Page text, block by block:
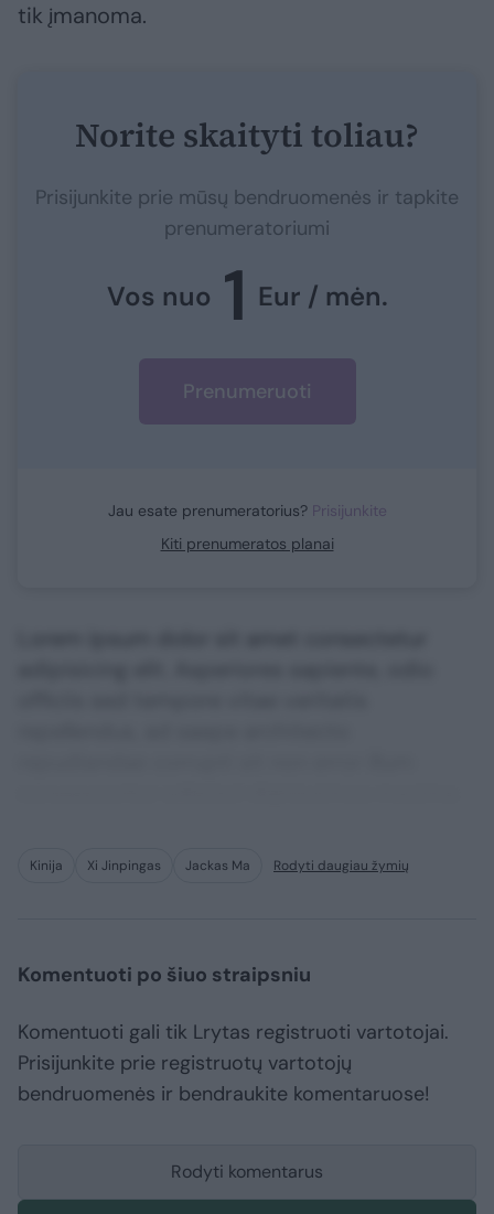
tik įmanoma.
Norite skaityti toliau?
Prisijunkite prie mūsų bendruomenės ir tapkite
prenumeratoriumi
Vos nuo 1 Eur / mėn.
Prenumeruoti
Jau esate prenumeratorius? Prisijunkite
Kiti prenumeratos planai
Kinija Xi Jinpingas Jackas Ma Rodyti daugiau žymių
Komentuoti po šiuo straipsniu
Komentuoti gali tik Lrytas registruoti vartotojai.
Prisijunkite prie registruotų vartotojų
bendruomenės ir bendraukite komentaruose!
Rodyti komentarus